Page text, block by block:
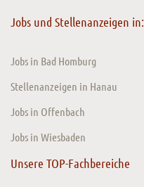
Jobs und Stellenanzeigen in:
Jobs in Bad Homburg
Stellenanzeigen in Hanau
Jobs in Offenbach
Jobs in Wiesbaden
Unsere TOP-Fachbereiche